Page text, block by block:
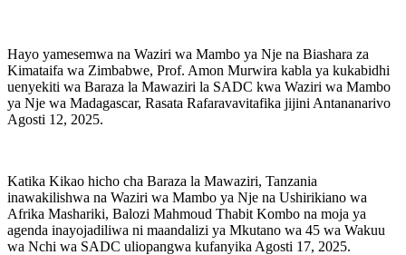
Hayo yamesemwa na Waziri wa Mambo ya Nje na Biashara za
Kimataifa wa Zimbabwe, Prof. Amon Murwira kabla ya kukabidhi
uenyekiti wa Baraza la Mawaziri la SADC kwa Waziri wa Mambo
ya Nje wa Madagascar, Rasata Rafaravavitafika jijini Antananarivo
Agosti 12, 2025.
Katika Kikao hicho cha Baraza la Mawaziri, Tanzania
inawakilishwa na Waziri wa Mambo ya Nje na Ushirikiano wa
Afrika Mashariki, Balozi Mahmoud Thabit Kombo na moja ya
agenda inayojadiliwa ni maandalizi ya Mkutano wa 45 wa Wakuu
wa Nchi wa SADC uliopangwa kufanyika Agosti 17, 2025.